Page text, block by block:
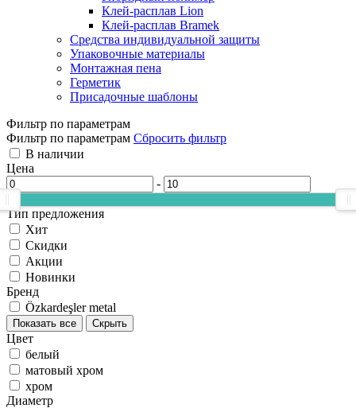
Клей-расплав Lion
Клей-расплав Bramek
Средства индивидуальной защиты
Упаковочные материалы
Монтажная пена
Герметик
Присадочные шаблоны
Фильтр по параметрам
Фильтр по параметрам Сбросить фильтр
В наличии
Цена
-
Тип предложения
Хит
Скидки
Акции
Новинки
Бренд
Özkardeşler metal
Показать все Скрыть
Цвет
белый
матовый хром
хром
Диаметр